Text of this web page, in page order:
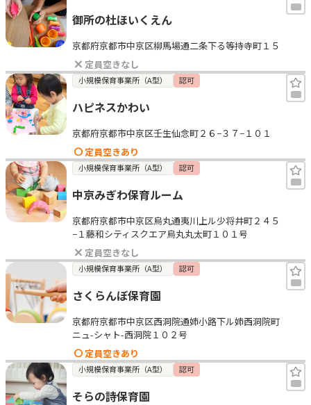
御所の杜ほいくえん
京都府京都市中京区柳馬場通二条下る等持寺町１５
定員空きなし
小規模保育事業所（A型） 認可
ハピネスかわい
京都府京都市中京区壬生仙念町２６−３７−１０１
定員空きあり
小規模保育事業所（A型） 認可
中京みぎわ保育ルーム
京都府京都市中京区烏丸通夷川上ル少将井町２４５
−１藤和シティスクエア烏丸丸太町１０１号
定員空きなし
小規模保育事業所（A型） 認可
さくらんぼ保育園
京都府京都市中京区西洞院通姉小路下ル姉西洞院町
ニュ-シャト-西洞院１０２号
定員空きあり
小規模保育事業所（A型） 認可
そらの詩保育園